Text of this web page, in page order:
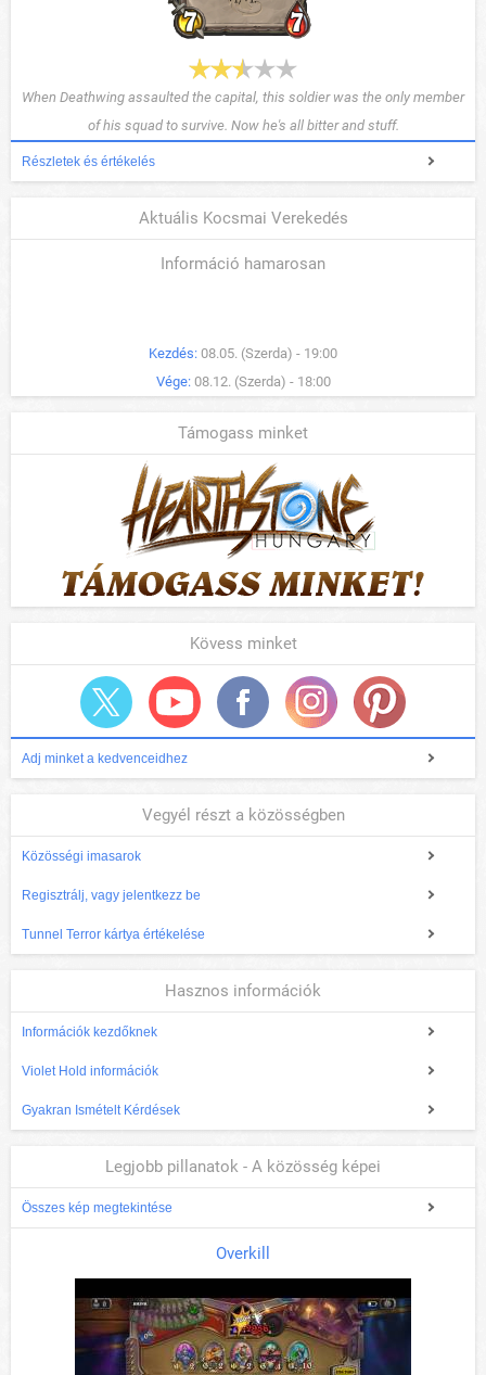
When Deathwing assaulted the capital, this soldier was the only member
of his squad to survive. Now he's all bitter and stuff.
Részletek és értékelés
Aktuális Kocsmai Verekedés
Információ hamarosan
Kezdés: 08.05. (Szerda) - 19:00
Vége: 08.12. (Szerda) - 18:00
Támogass minket
Kövess minket
Adj minket a kedvenceidhez
Vegyél részt a közösségben
Közösségi imasarok
Regisztrálj, vagy jelentkezz be
Tunnel Terror kártya értékelése
Hasznos információk
Információk kezdőknek
Violet Hold információk
Gyakran Ismételt Kérdések
Legjobb pillanatok - A közösség képei
Összes kép megtekintése
Overkill